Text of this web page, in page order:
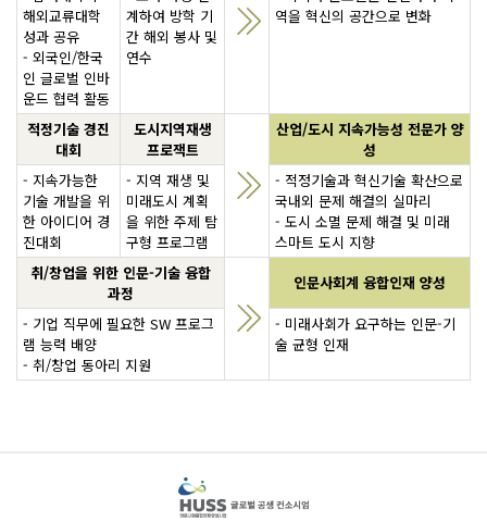
해외교류대학
성과 공유
- 외국인/한국
인 글로벌 인바
운드 협력 활동
계하여 방학 기
간 해외 봉사 및
연수
역을 혁신의 공간으로 변화
적정기술 경진
대회
도시지역재생
프로잭트
산업/도시 지속가능성 전문가 양
성
- 지속가능한
기술 개발을 위
한 아이디어 경
진대회
- 지역 재생 및
미래도시 계획
을 위한 주제 탐
구형 프로그램
- 적정기술과 혁신기술 확산으로
국내외 문제 해결의 실마리
- 도시 소멸 문제 해결 및 미래
스마트 도시 지향
취/창업을 위한 인문-기술 융합
과정
인문사회계 융합인재 양성
- 기업 직무에 필요한 SW 프로그
램 능력 배양
- 취/창업 동아리 지원
- 미래사회가 요구하는 인문-기
술 균형 인재